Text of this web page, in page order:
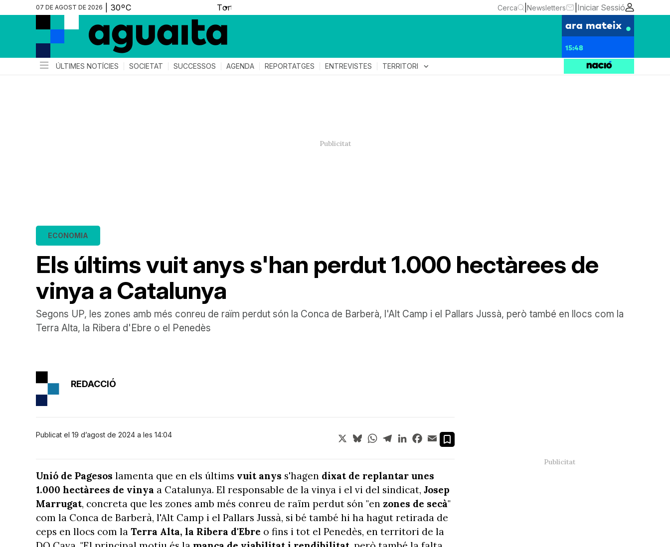
07 DE AGOST DE 2026 ▼ Cerca Newsletters Iniciar Sessió
ara mateix
15:48
ÚLTIMES NOTÍCIES SOCIETAT SUCCESSOS AGENDA REPORTATGES ENTREVISTES TERRITORI expand_more
Els últims vuit anys s'han perdut 1.000 hectàrees de
vinya a Catalunya
ECONOMIA
Segons UP, les zones amb més conreu de raïm perdut són la Conca de Barberà, l'Alt Camp i el Pallars Jussà, però també en llocs com la
Terra Alta, la Ribera d'Ebre o el Penedès
REDACCIÓ
Publicat el 19 d’agost de 2024 a les 14:04 X BlueskyWhatsApp
TelegramLinkedInFacebook
Email
Unió de Pagesos lamenta que en els últims vuit anys s'hagen dixat de replantar unes
1.000 hectàrees de vinya a Catalunya. El responsable de la vinya i el vi del sindicat, Josep
Marrugat, concreta que les zones amb més conreu de raïm perdut són "en zones de secà"
com la Conca de Barberà, l'Alt Camp i el Pallars Jussà, si bé també hi ha hagut retirada de
ceps en llocs com la Terra Alta, la Ribera d'Ebre o fins i tot el Penedès, en territori de la